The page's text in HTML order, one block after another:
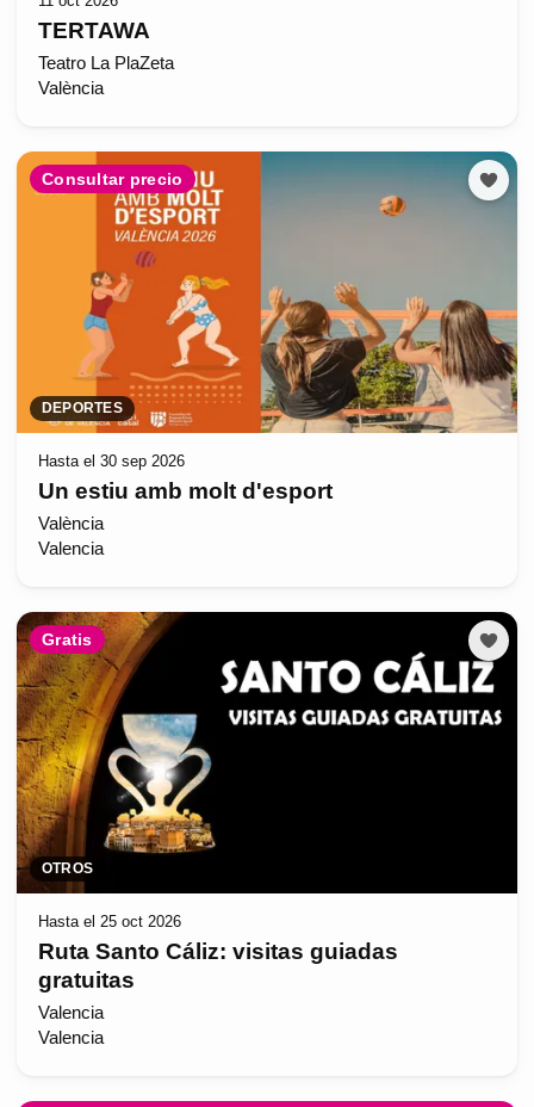
TERTAWA
Teatro La PlaZeta
València
Consultar precio
DEPORTES
Hasta el 30 sep 2026
Un estiu amb molt d'esport
València
Valencia
Gratis
OTROS
Hasta el 25 oct 2026
Ruta Santo Cáliz: visitas guiadas
gratuitas
Valencia
Valencia